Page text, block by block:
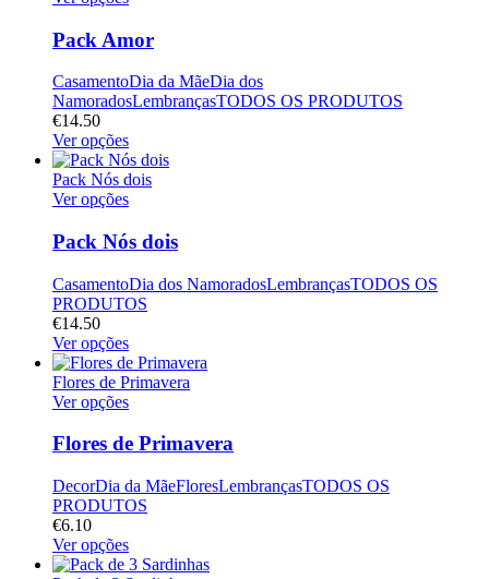
Pack Amor
CasamentoDia da MãeDia dos
NamoradosLembrançasTODOS OS PRODUTOS
€14.50
Ver opções
Pack Nós dois
Ver opções
Pack Nós dois
CasamentoDia dos NamoradosLembrançasTODOS OS
PRODUTOS
€14.50
Ver opções
Flores de Primavera
Ver opções
Flores de Primavera
DecorDia da MãeFloresLembrançasTODOS OS
PRODUTOS
€6.10
Ver opções